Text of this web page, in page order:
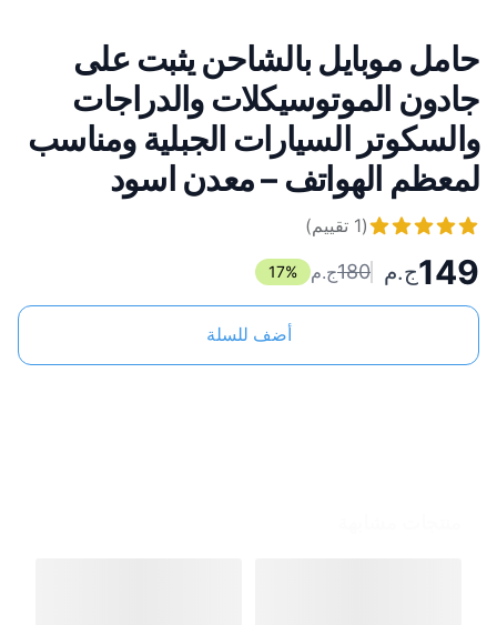
حامل موبايل بالشاحن يثبت على
جادون الموتوسيكلات والدراجات
والسكوتر السيارات الجبلية ومناسب
لمعظم الهواتف – معدن اسود
(
1 تقييم)
149ج.م 180ج.م 17%
أضف للسلة